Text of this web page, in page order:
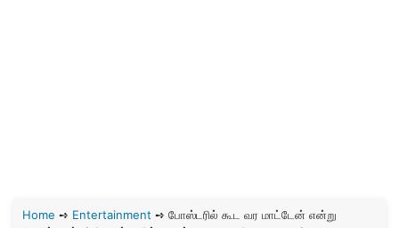
Home ➺ Entertainment ➺ போஸ்டரில் கூட வர மாட்டேன் என்று